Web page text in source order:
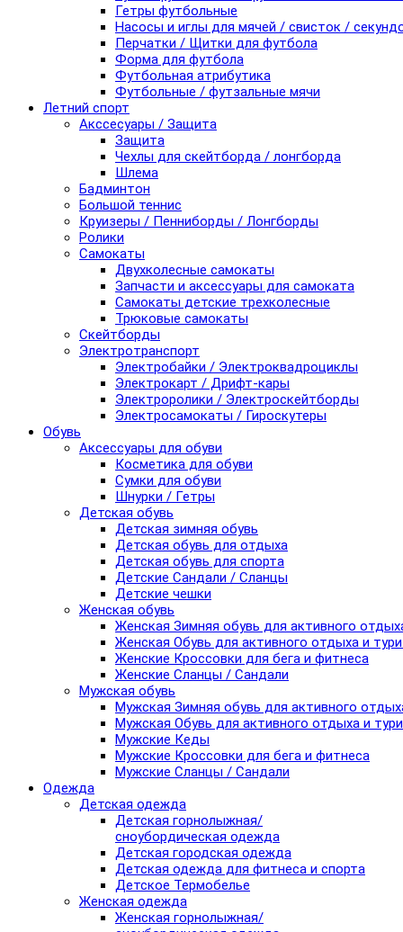
Гетры футбольные
Насосы и иглы для мячей / свисток /
Перчатки / Щитки для футбола
Форма для футбола
Футбольная атрибутика
Футбольные / футзальные мячи
Летний спорт
Акссесуары / Защита
Защита
Чехлы для скейтборда / лонгборда
Шлема
Бадминтон
Большой теннис
Круизеры / Пенниборды / Лонгборды
Ролики
Самокаты
Двухколесные самокаты
Запчасти и аксессуары для самоката
Самокаты детские трехколесные
Трюковые самокаты
Скейтборды
Электротранспорт
Электробайки / Электроквадроциклы
Электрокарт / Дрифт-кары
Электроролики / Электроскейтборды
Электросамокаты / Гироскутеры
Обувь
Аксессуары для обуви
Косметика для обуви
Сумки для обуви
Шнурки / Гетры
Детская обувь
Детская зимняя обувь
Детская обувь для отдыха
Детская обувь для спорта
Детские Сандали / Сланцы
Детские чешки
Женская обувь
Женская Зимняя обувь для активного
Женская Обувь для активного отдыха и
Женские Кроссовки для бега и фитнеса
Женские Сланцы / Сандали
Мужская обувь
Мужская Зимняя обувь для активного
Мужская Обувь для активного отдыха и
Мужские Кеды
Мужские Кроссовки для бега и фитнеса
Мужские Сланцы / Сандали
Одежда
Детская одежда
Детская горнолыжная/
сноубордическая одежда
Детская городская одежда
Детская одежда для фитнеса и спорта
Детское Термобелье
Женская одежда
Женская горнолыжная/